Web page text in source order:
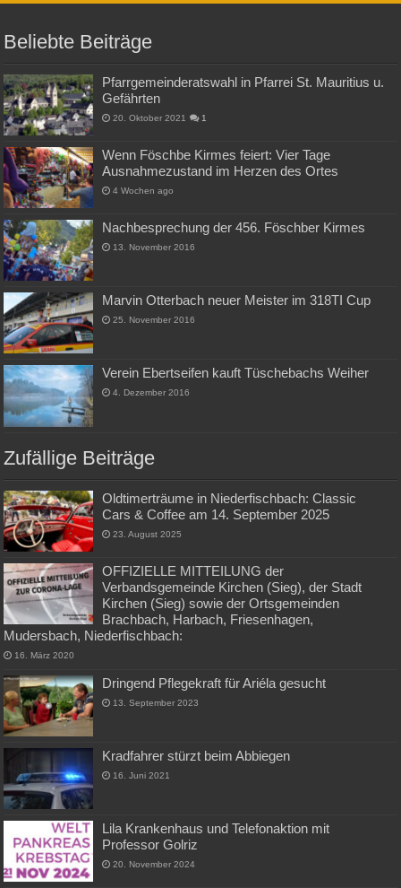
Beliebte Beiträge
Pfarrgemeinderatswahl in Pfarrei St. Mauritius u.
Gefährten
20. Oktober 2021 1
Wenn Föschbe Kirmes feiert: Vier Tage
Ausnahmezustand im Herzen des Ortes
4 Wochen ago
Nachbesprechung der 456. Föschber Kirmes
13. November 2016
Marvin Otterbach neuer Meister im 318TI Cup
25. November 2016
Verein Ebertseifen kauft Tüschebachs Weiher
4. Dezember 2016
Zufällige Beiträge
Oldtimerträume in Niederfischbach: Classic
Cars & Coffee am 14. September 2025
23. August 2025
OFFIZIELLE MITTEILUNG der
Verbandsgemeinde Kirchen (Sieg), der Stadt
Kirchen (Sieg) sowie der Ortsgemeinden
Brachbach, Harbach, Friesenhagen,
Mudersbach, Niederfischbach:
16. März 2020
Dringend Pflegekraft für Ariéla gesucht
13. September 2023
Kradfahrer stürzt beim Abbiegen
16. Juni 2021
Lila Krankenhaus und Telefonaktion mit
Professor Golriz
20. November 2024